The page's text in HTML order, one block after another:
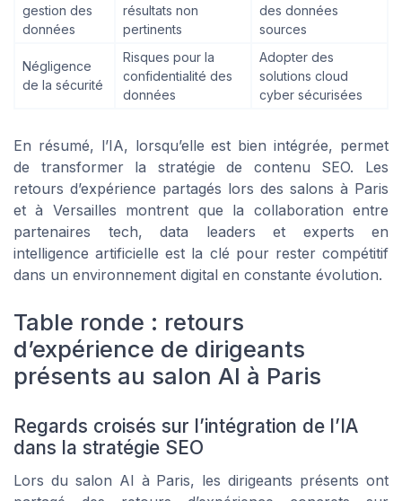
gestion des
données
résultats non
pertinents
des données
sources
Négligence
de la sécurité
Risques pour la
confidentialité des
données
Adopter des
solutions cloud
cyber sécurisées
En résumé, l’IA, lorsqu’elle est bien intégrée, permet
de transformer la stratégie de contenu SEO. Les
retours d’expérience partagés lors des salons à Paris
et à Versailles montrent que la collaboration entre
partenaires tech, data leaders et experts en
intelligence artificielle est la clé pour rester compétitif
dans un environnement digital en constante évolution.
Table ronde : retours
d’expérience de dirigeants
présents au salon AI à Paris
Regards croisés sur l’intégration de l’IA
dans la stratégie SEO
Lors du salon AI à Paris, les dirigeants présents ont